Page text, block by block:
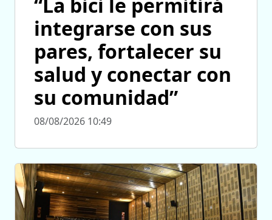
integrarse con sus
pares, fortalecer su
salud y conectar con
su comunidad”
08/08/2026 10:49